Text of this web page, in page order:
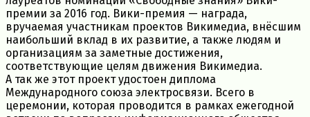
премии за 2016 год. Вики-премия — награда,
вручаемая участникам проектов Викимедиа, внёсшим
наибольший вклад в их развитие, а также людям и
организациям за заметные достижения,
соответствующие целям движения Викимедиа.
А так же этот проект удостоен диплома
Международного союза электросвязи. Всего в
церемонии, которая проводится в рамках ежегодной